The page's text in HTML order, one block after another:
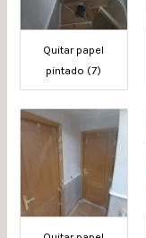
Quitar papel
pintado (7)